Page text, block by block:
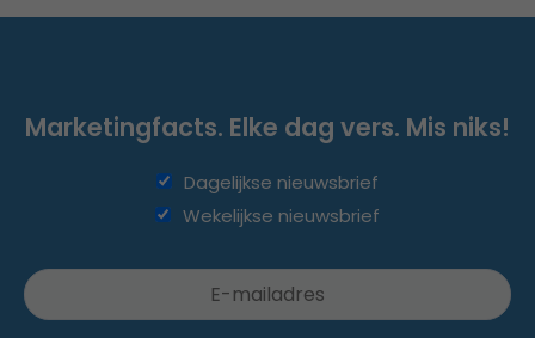
Marketingfacts. Elke dag vers. Mis niks!
Dagelijkse nieuwsbrief
Wekelijkse nieuwsbrief